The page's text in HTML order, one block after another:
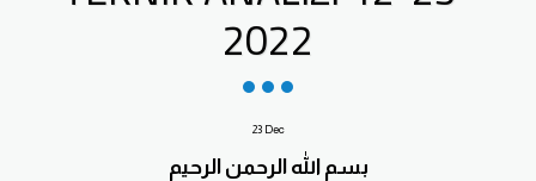
2022
23 Dec
بسم الله الرحمن الرحيم